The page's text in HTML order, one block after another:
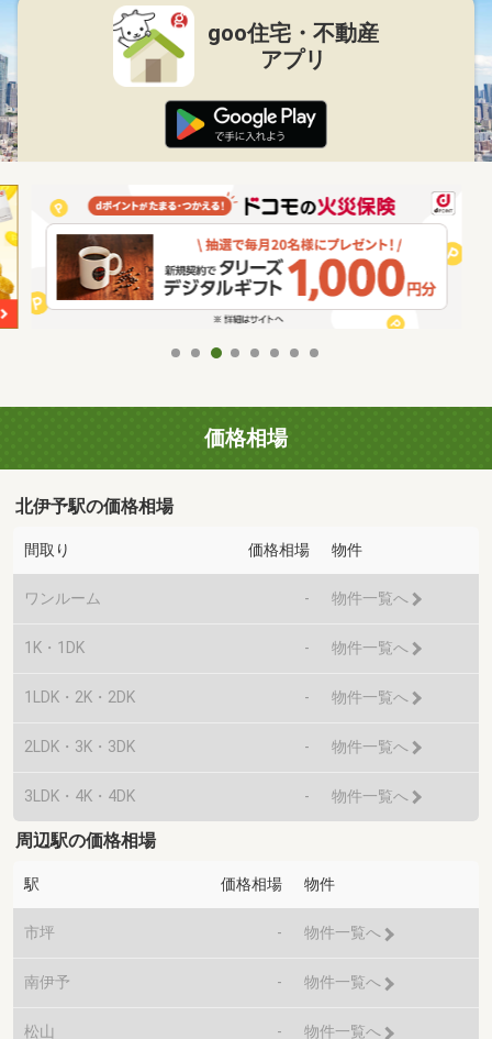
goo住宅・不動産
アプリ
価格相場
北伊予駅の価格相場
間取り 価格相場 物件
ワンルーム - 物件一覧へ
1K・1DK - 物件一覧へ
1LDK・2K・2DK - 物件一覧へ
2LDK・3K・3DK - 物件一覧へ
3LDK・4K・4DK - 物件一覧へ
周辺駅の価格相場
駅 価格相場 物件
市坪 - 物件一覧へ
南伊予 - 物件一覧へ
松山 - 物件一覧へ